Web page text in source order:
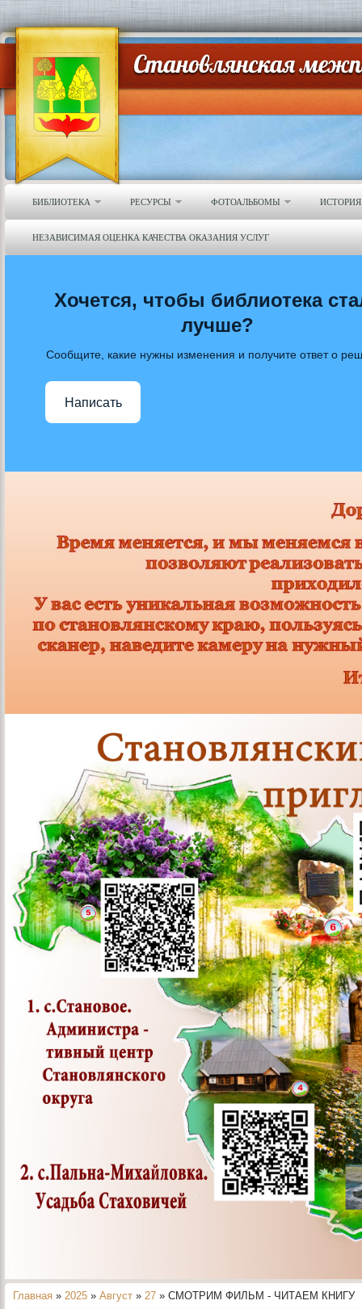
БИБЛИОТЕКА РЕСУРСЫ ФОТОАЛЬБОМЫ
НЕЗАВИСИМАЯ ОЦЕНКА КАЧЕСТВА ОКАЗАНИЯ УСЛУГ
Хочется, чтобы библиотека
лучше?
Сообщите, какие нужны изменения и получите ответ о
Написать
Главная » 2025 » Август » 27 » СМОТРИМ ФИЛЬМ - ЧИТАЕМ КНИГУ